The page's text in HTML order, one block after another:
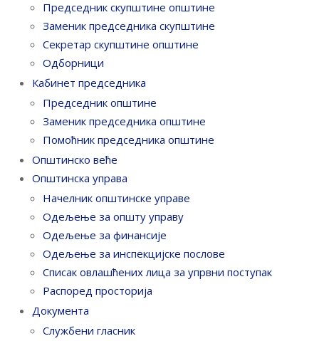
Председник скупштине општине
Заменик председника скупштине
Секретар скупштине општине
Одборници
Кабинет председника
Председник општине
Заменик председника општине
Помоћник председника општине
Општинско веће
Општинска управа
Начелник општинске управе
Одељење за општу управу
Одељење за финансије
Одељење за инспекцијске послове
Списак овлашћених лица за упрвни поступак
Распоред просторија
Документа
Службени гласник